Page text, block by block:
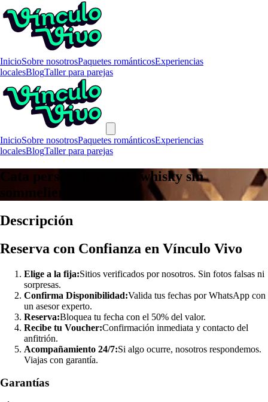
InicioSobre nosotrosPaquetes románticosExperiencias
localesBlogTaller para parejas
InicioSobre nosotrosPaquetes románticosExperiencias
localesBlogTaller para parejas
Cata personalizada de whisky sin
sommelier
Descripción
Reserva con Confianza en Vínculo Vivo
Elige a la fija:Sitios verificados por nosotros. Sin fotos falsas ni
sorpresas.
Confirma Disponibilidad:Valida tus fechas por WhatsApp con
un asesor experto.
Reserva:Bloquea tu fecha con el 50% del valor.
Recibe tu Voucher:Confirmación inmediata y contacto del
anfitrión.
Acompañamiento 24/7:Si algo ocurre, nosotros respondemos.
Viajas con garantía.
Garantías